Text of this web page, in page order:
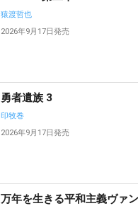
猿渡哲也
2026年9月17日発売
勇者遺族 3
印牧巻
2026年9月17日発売
万年を生きる平和主義ヴァ